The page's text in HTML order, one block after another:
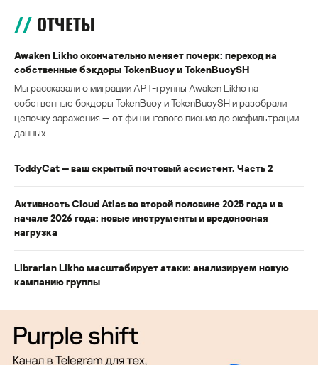
ОТЧЕТЫ
Awaken Likho окончательно меняет почерк: переход на
собственные бэкдоры TokenBuoy и TokenBuoySH
Мы рассказали о миграции APT-группы Awaken Likho на
собственные бэкдоры TokenBuoy и TokenBuoySH и разобрали
цепочку заражения — от фишингового письма до эксфильтрации
данных.
ToddyCat — ваш скрытый почтовый ассистент. Часть 2
Активность Cloud Atlas во второй половине 2025 года и в
начале 2026 года: новые инструменты и вредоносная
нагрузка
Librarian Likho масштабирует атаки: анализируем новую
кампанию группы